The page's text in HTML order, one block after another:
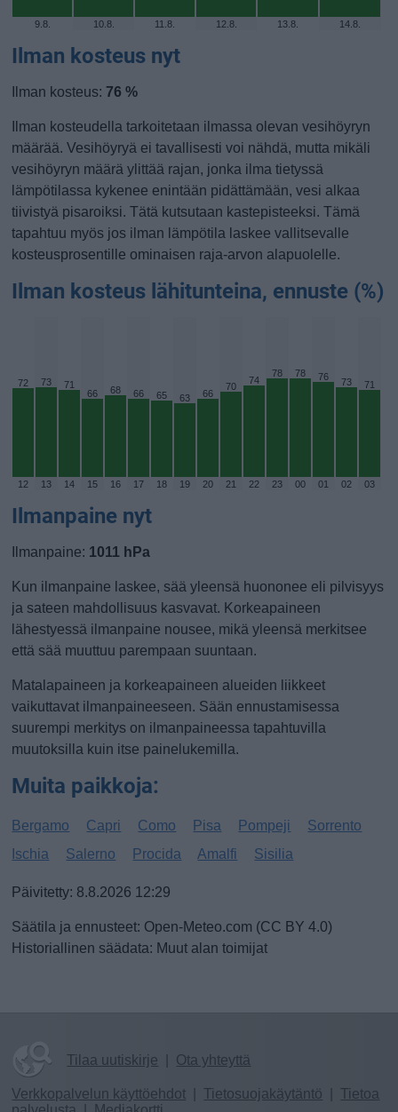
9.8. 10.8. 11.8. 12.8. 13.8. 14.8.
Ilman kosteus nyt
Ilman kosteus: 76 %
Ilman kosteudella tarkoitetaan ilmassa olevan vesihöyryn
määrää. Vesihöyryä ei tavallisesti voi nähdä, mutta mikäli
vesihöyryn määrä ylittää rajan, jonka ilma tietyssä
lämpötilassa kykenee enintään pidättämään, vesi alkaa
tiivistyä pisaroiksi. Tätä kutsutaan kastepisteeksi. Tämä
tapahtuu myös jos ilman lämpötila laskee vallitsevalle
kosteusprosentille ominaisen raja-arvon alapuolelle.
Ilman kosteus lähitunteina, ennuste (%)
72 73
71
66
68 66 65 63 66
70
74
78 78 76 73 71
12 13 14 15 16 17 18 19 20 21 22 23 00 01 02 03
Ilmanpaine nyt
Ilmanpaine: 1011 hPa
Kun ilmanpaine laskee, sää yleensä huononee eli pilvisyys
ja sateen mahdollisuus kasvavat. Korkeapaineen
lähestyessä ilmanpaine nousee, mikä yleensä merkitsee
että sää muuttuu parempaan suuntaan.
Matalapaineen ja korkeapaineen alueiden liikkeet
vaikuttavat ilmanpaineeseen. Sään ennustamisessa
suurempi merkitys on ilmanpaineessa tapahtuvilla
muutoksilla kuin itse painelukemilla.
Muita paikkoja:
Bergamo Capri Como Pisa Pompeji
Sorrento
Ischia
Salerno Procida Amalfi Sisilia
Päivitetty: 8.8.2026 12:29
Säätila ja ennusteet: Open-Meteo.com (CC BY 4.0)
Historiallinen säädata: Muut alan toimijat
Tilaa uutiskirje Ota yhteyttä
Verkkopalvelun käyttöehdot Tietosuojakäytäntö
Tietoa